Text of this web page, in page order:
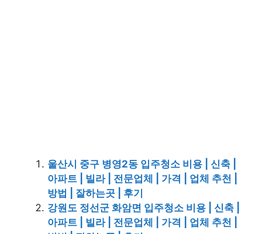
울산시 중구 병영2동 입주청소 비용 | 신축 |
아파트 | 빌라 | 전문업체 | 가격 | 업체 추천 |
방법 | 잘하는곳 | 후기
강원도 정선군 화암면 입주청소 비용 | 신축 |
아파트 | 빌라 | 전문업체 | 가격 | 업체 추천 |